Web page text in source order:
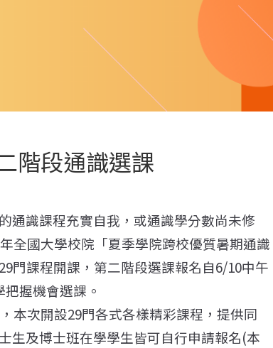
階段通識選課
通識課程充實自我，或通識學分數尚未修
全國大學校院「夏季學院跨校優質暑期通識
門課程開課，第二階段選課報名自6/10中午
握機會選課。
本次開設29門各式各樣精彩課程，提供同
生及博士班在學學生皆可自行申請報名(本